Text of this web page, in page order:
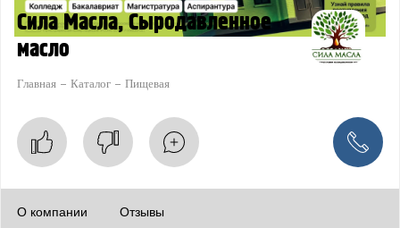
Сила Масла, Сыродавленное
масло
Главная Каталог Пищевая
О компании Отзывы